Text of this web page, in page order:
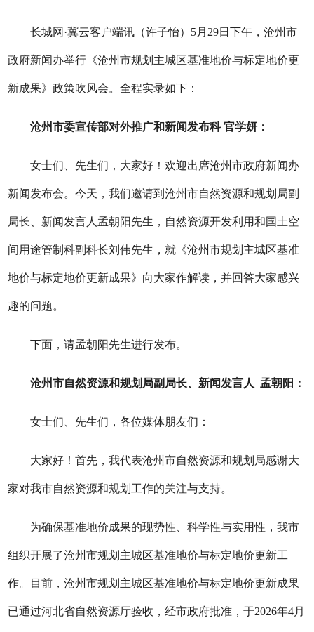
长城网·冀云客户端讯（许子怡）5月29日下午，沧州市
政府新闻办举行《沧州市规划主城区基准地价与标定地价更
新成果》政策吹风会。全程实录如下：
沧州市委宣传部对外推广和新闻发布科 官学妍：
女士们、先生们，大家好！欢迎出席沧州市政府新闻办
新闻发布会。今天，我们邀请到沧州市自然资源和规划局副
局长、新闻发言人 孟朝阳先生，自然资源开发利用和国土空
间 用途管制科副科长刘伟先生，就《沧州市规划主城区基准
地价与标定地价更新成果》向大家作解读，并回答大家感兴
趣的问题。
下面，请孟朝阳先生进行发布。
沧州市自然资源和规划局副局长、新闻发言人 孟朝阳：
女士们、先生们，各位媒体朋友们：
大家好！首先，我代表沧州市自然资源和规划局感谢大
家对我市自然资源和规划工作的关注与支持。
为确保基准地价成果的现势性、科学性与实用性，我市
组织开展了沧州市规划主城区基准地价与标定地价更新工
作。目前，沧州市规划主城区基准地价与标定地价更新成果
已通过河北省自然资源厅验收，经市政府批准，于2026年4月